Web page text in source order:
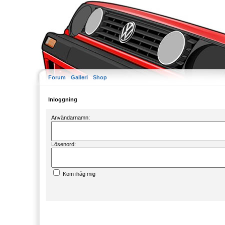
Forum Galleri Shop
Inloggning
Användarnamn:
Lösenord:
Kom ihåg mig